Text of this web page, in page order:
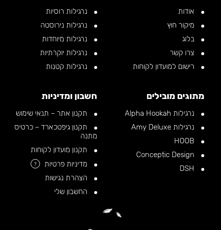
אודות
מיקור חוץ
בלוג
צרו קשר
רישום למועדון לקוחות
נרגילות רוסיות
נרגילות נירוסטה
נרגילות מיוחדות
נרגילות יוקרתיות
נרגילות קטנות
מתוגים מובילים
נרגילות Alpha Hookah
נרגילות Amy Deluxe
חשבון ומדיניות
תקנון אתר – תנאי שימוש
תקנון גיפטכארד – כרטיס
מתנה
תקנון מועדון לקוחות
מדיניות פרטיות
?
הצהרת נגישות
החשבון שלי